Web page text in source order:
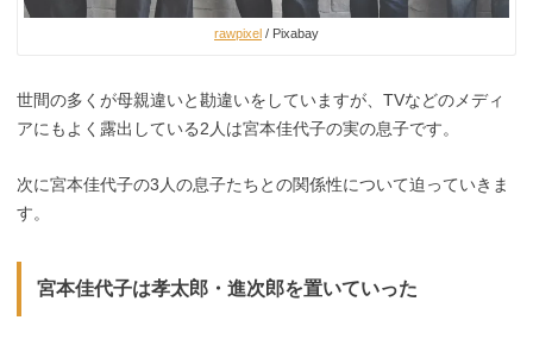
rawpixel / Pixabay
世間の多くが母親違いと勘違いをしていますが、TVなどのメディ
アにもよく露出している2人は宮本佳代子の実の息子です。
次に宮本佳代子の3人の息子たちとの関係性について迫っていきま
す。
宮本佳代子は孝太郎・進次郎を置いていった